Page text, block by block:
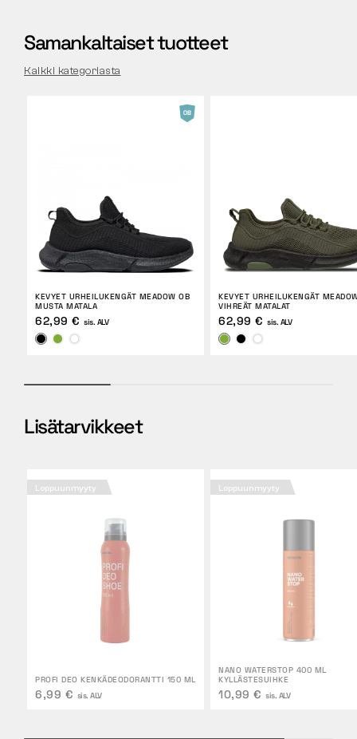
Samankaltaiset tuotteet
Kaikki kategoriasta
KEVYET URHEILUKENGÄT MEADOW OB
MUSTA MATALA
62,99 € sis. ALV
KEVYET URHEILUKENGÄT
VIHREÄT MATALAT
62,99 € sis. ALV
Lisätarvikkeet
Loppuunmyyty
PROFI DEO KENKÄDEODORANTTI 150 ML
6,99 € sis. ALV
Loppuunmyyty
NANO WATERSTOP 400 ML
KYLLÄSTESUIHKE
10,99 € sis. ALV